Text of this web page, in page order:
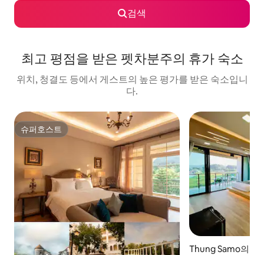
검색
최고 평점을 받은 펫차분주의 휴가 숙소
위치, 청결도 등에서 게스트의 높은 평가를 받은 숙소입니
다.
슈퍼호스트
슈퍼호스트
Thung Samo의 집